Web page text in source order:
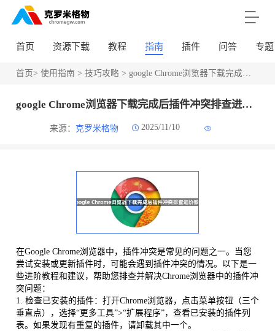
首页 资源下载 教程 指南 插件 问答 专题
首页> 使用指南 > 技巧攻略> google Chrome浏览器下载完成后插件冲突排查进阶教程
google Chrome浏览器下载完成后插件冲突排查进阶教程
来源： 克罗米格物 2025/11/10
在Google Chrome浏览器中，插件冲突是常见的问题之一。当您
尝试安装或更新插件时，可能会遇到插件冲突的情况。以下是一
些进阶教程和建议，帮助您排查并解决Chrome浏览器中的插件冲
突问题：
1. 检查已安装的插件：打开Chrome浏览器，点击菜单按钮（三个
垂直点），选择“更多工具”>“扩展程序”，查看已安装的插件列
表。如果发现有重复的插件，请卸载其中一个。